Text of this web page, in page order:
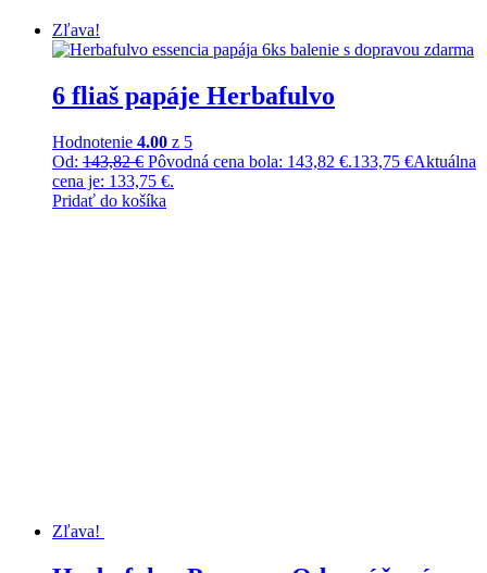
Zľava!
6 fliaš papáje Herbafulvo
Hodnotenie 4.00 z 5
Od: 143,82€ Pôvodná cena bola: 143,82 €.133,75 €Aktuálna
cena je: 133,75 €.
Pridať do košíka
Zľava!